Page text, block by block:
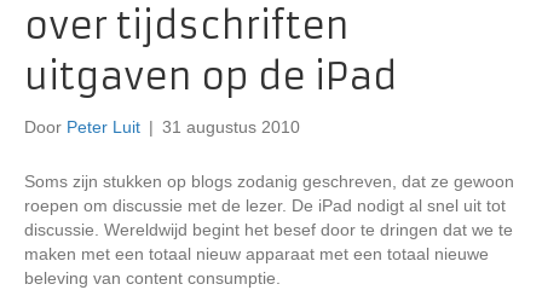
over tijdschriften
uitgaven op de iPad
Door Peter Luit | 31 augustus 2010
Soms zijn stukken op blogs zodanig geschreven, dat ze gewoon
roepen om discussie met de lezer. De iPad nodigt al snel uit tot
discussie. Wereldwijd begint het besef door te dringen dat we te
maken met een totaal nieuw apparaat met een totaal nieuwe
beleving van content consumptie.